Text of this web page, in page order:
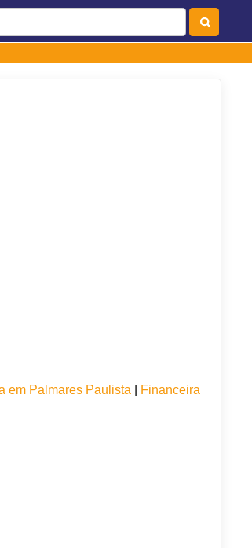
em Palmares Paulista
Financeira